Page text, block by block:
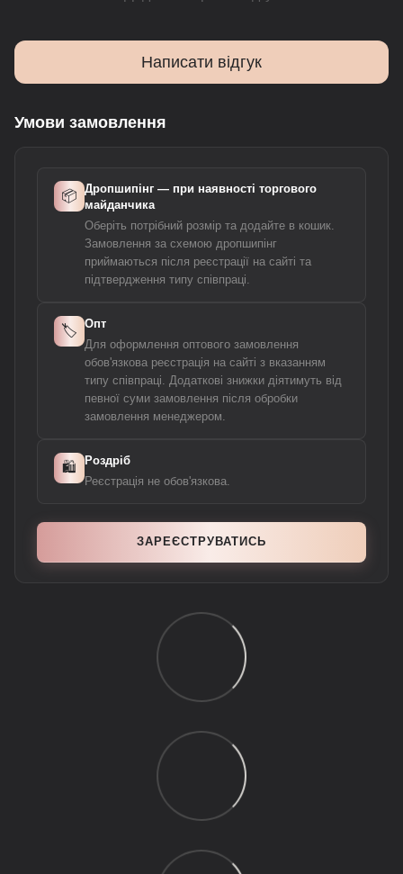
Написати відгук
Умови замовлення
📦 Дропшипінг — при наявності торгового
майданчика
Оберіть потрібний розмір та додайте в кошик.
Замовлення за схемою дропшипінг
приймаються після реєстрації на сайті та
підтвердження типу співпраці.
🏷️ Опт
Для оформлення оптового замовлення
обов'язкова реєстрація на сайті з вказанням
типу співпраці. Додаткові знижки діятимуть від
певної суми замовлення після обробки
замовлення менеджером.
🛍️ Роздріб
Реєстрація не обов'язкова.
ЗАРЕЄСТРУВАТИСЬ